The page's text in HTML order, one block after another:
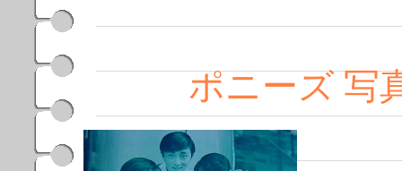
ポニーズ 写